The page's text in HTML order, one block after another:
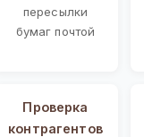
пересылки
бумаг почтой
Проверка
контрагентов